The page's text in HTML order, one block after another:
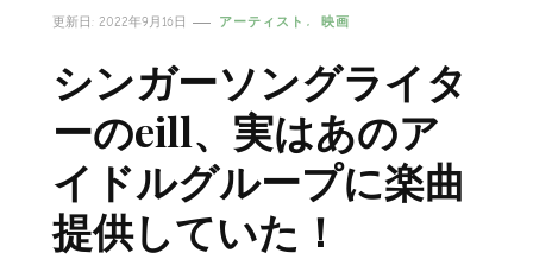
更新日: 2022年9月16日 アーティスト 映画
シンガーソングライタ
ーのeill、実はあのア
イドルグループに楽曲
提供していた！